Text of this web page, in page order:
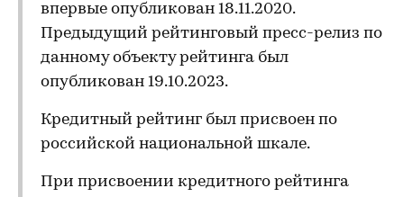
впервые опубликован 18.11.2020.
Предыдущий рейтинговый пресс-релиз по
данному объекту рейтинга был
опубликован 19.10.2023.
Кредитный рейтинг был присвоен по
российской национальной шкале.
При присвоении кредитного рейтинга